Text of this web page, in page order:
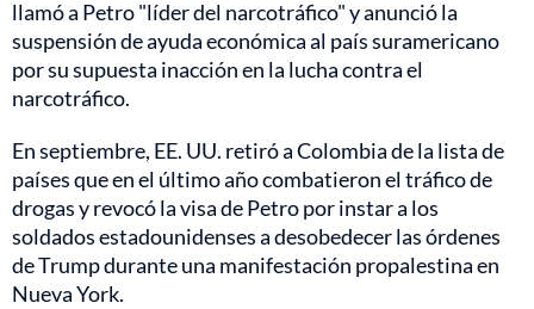
llamó a Petro "líder del narcotráfico" y anunció la
suspensión de ayuda económica al país suramericano
por su supuesta inacción en la lucha contra el
narcotráfico.
En septiembre, EE. UU. retiró a Colombia de la lista de
países que en el último año combatieron el tráfico de
drogas y revocó la visa de Petro por instar a los
soldados estadounidenses a desobedecer las órdenes
de Trump durante una manifestación propalestina en
Nueva York.